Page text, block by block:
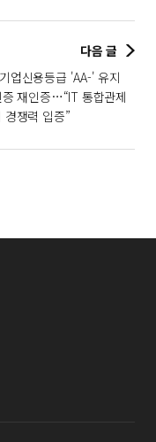
다음 글
업신용등급 'AA-' 유지
증 재인증…“IT 통합관제
경쟁력 입증”